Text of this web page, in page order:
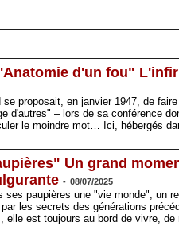
d'un fou"
proposait, en janvier 1947, de
d'autres" – lors de sa conférence
le moindre mot… Ici, hébergés
Un grand
- 08/07/2025
paupières une "vie monde", un
les secrets des générations
elle est toujours au bord de vivre,